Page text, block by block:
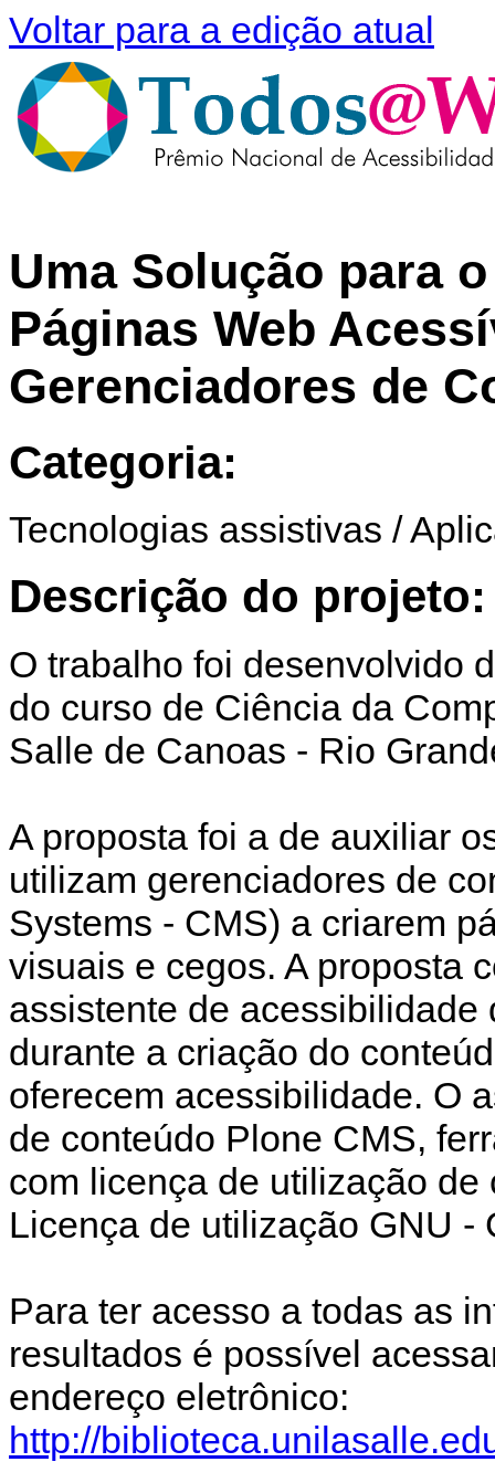
Voltar para a edição atual
Uma Solução para
Páginas Web
Gerenciadores de
Categoria:
Tecnologias assistivas /
Descrição do projeto:
O trabalho foi desenvolvido
do curso de Ciência da
Salle de Canoas - Rio
A proposta foi a de auxiliar
utilizam gerenciadores de
Systems - CMS) a criarem
visuais e cegos. A proposta
assistente de
durante a criação do
oferecem acessibilidade. O
de conteúdo Plone CMS,
com licença de utilização
Licença de utilização GNU -
Para ter acesso a todas as
resultados é possível
endereço eletrônico:
http://